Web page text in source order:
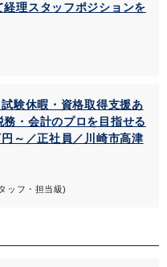
理スタッフポジションを
験休暇・資格取得支援あ
・会計のプロを目指せる
～／正社員／川崎市高津
ッフ・担当級)